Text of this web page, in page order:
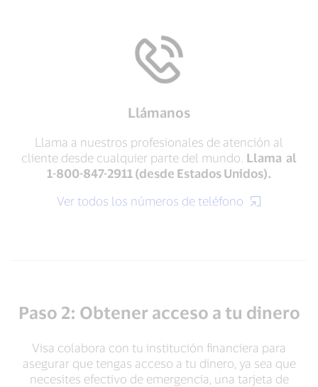
Llámanos
Llama a nuestros profesionales de atención al
cliente desde cualquier parte del mundo. Llama al
1-800-847-2911 (desde Estados Unidos).
Ver todos los números de teléfono
Paso 2: Obtener acceso a tu dinero
Visa colabora con tu institución financiera para
asegurar que tengas acceso a tu dinero, ya sea que
necesites efectivo de emergencia, una tarjeta de